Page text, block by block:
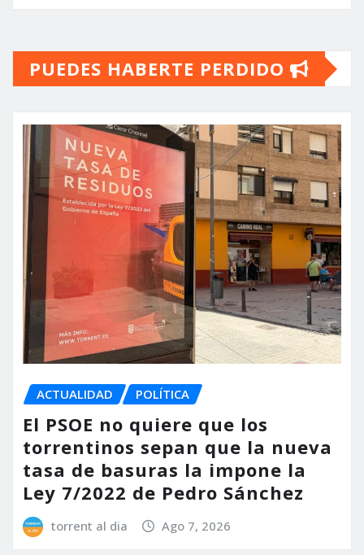
PUEDES HABERTE PERDIDO
ACTUALIDAD POLÍTICA
El PSOE no quiere que los
torrentinos sepan que la nueva
tasa de basuras la impone la
Ley 7/2022 de Pedro Sánchez
torrent al dia Ago 7, 2026